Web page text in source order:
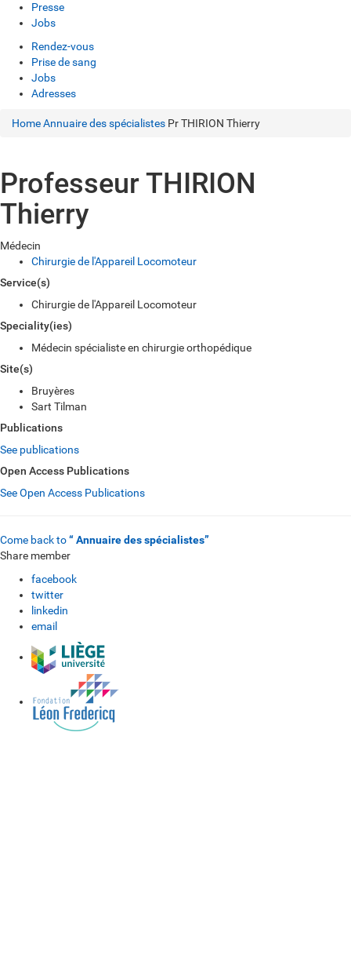
Presse
Jobs
Rendez-vous
Prise de sang
Jobs
Adresses
HomeAnnuaire des spécialistes Pr THIRION Thierry
Professeur THIRION
Thierry
Médecin
Chirurgie de l'Appareil Locomoteur
Service(s)
Chirurgie de l'Appareil Locomoteur
Speciality(ies)
Médecin spécialiste en chirurgie orthopédique
Site(s)
Bruyères
Sart Tilman
Publications
See publications
Open Access Publications
See Open Access Publications
Come back to“ Annuaire des spécialistes”
Share member
facebook
twitter
linkedin
email